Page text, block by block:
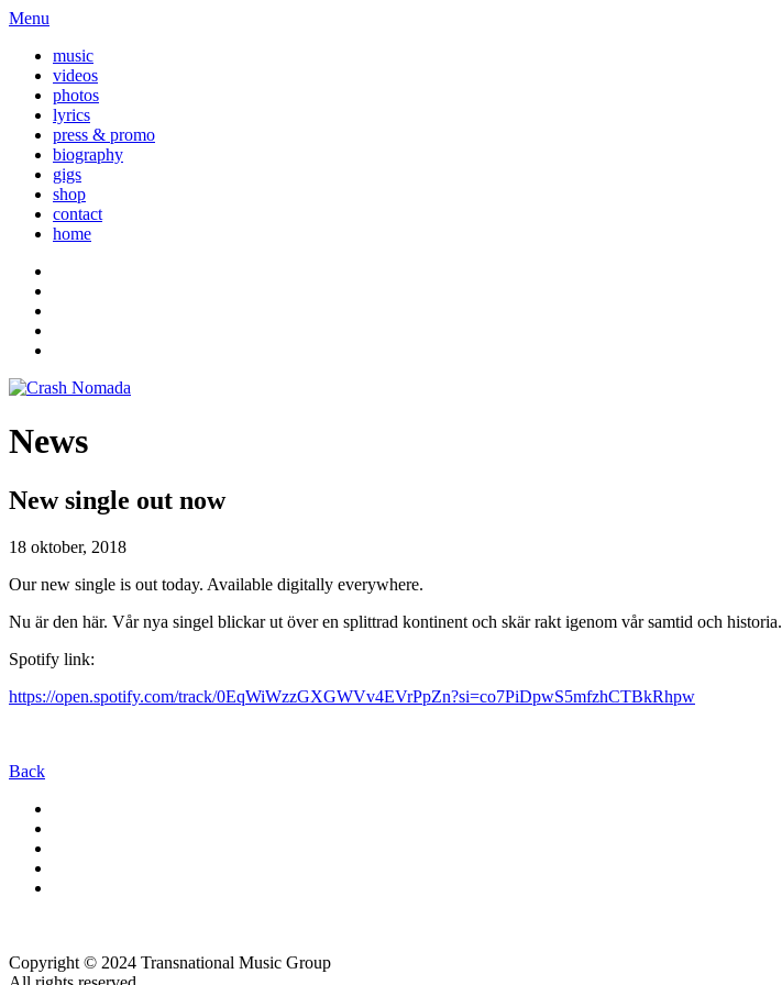
Menu
music
videos
photos
lyrics
press & promo
biography
gigs
shop
contact
home
News
New single out now
18 oktober, 2018
Our new single is out today. Available digitally everywhere.
Nu är den här. Vår nya singel blickar ut över en splittrad kontinent och skär rakt igenom vår samtid och historia.
Spotify link:
https://open.spotify.com/track/0EqWiWzzGXGWVv4EVrPpZn?si=co7PiDpwS5mfzhCTBkRhpw
Back
Copyright © 2024 Transnational Music Group